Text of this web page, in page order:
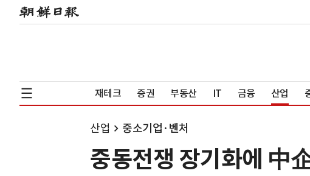
재테크 증권 부동산 IT 금융 산업
산업 중소기업·벤처
중동전쟁 장기화에 中